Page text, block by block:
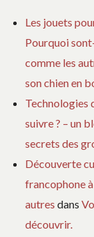
Les jouets
Pourquoi
comme les
son chien en
Technologies
suivre ? – un
secrets des
Découverte
francophone
autres dans
découvrir.